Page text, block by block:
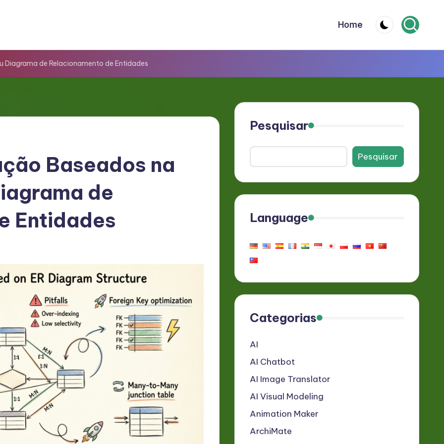
Home
Diagrama de Relacionamento de Entidades
Baseados na
de
Entidades
Pesquisar
Pesquisar
Language
Categorias
AI
AI Chatbot
AI Image Translator
AI Visual Modeling
Animation Maker
ArchiMate